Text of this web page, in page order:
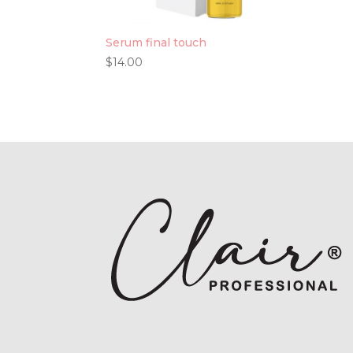
Serum final touch
$14.00